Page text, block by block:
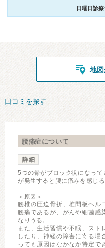
日曜日診
地図
口コミを探す
腰痛症について
詳細
5つの骨がブロック状になっ
が発生すると腰に痛みを感じる
＜原因＞
腰椎の圧迫骨折、椎間板ヘル
腰痛であるが、がんや細菌感
なりうる。
また、生活習慣や不眠、スト
したり、神経の障害に寄る場
っても原因はなかなか特定で